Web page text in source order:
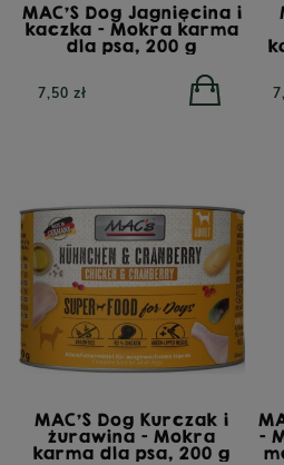
MAC'S Dog Jagnięcina i
kaczka - Mokra karma
dla psa, 200 g
7,50 zł
MAC'S Dog Kurczak i
żurawina - Mokra
karma dla psa, 200 g
-